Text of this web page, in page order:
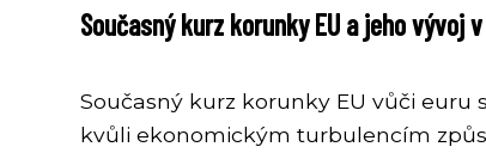
Současný kurz korunky EU a jeho vývoj
Současný kurz korunky EU vůči euru
kvůli ekonomickým turbulencím